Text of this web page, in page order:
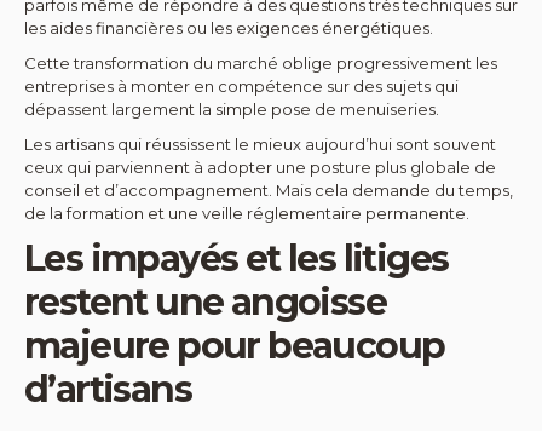
parfois même de répondre à des questions très techniques sur
les aides financières ou les exigences énergétiques.
Cette transformation du marché oblige progressivement les
entreprises à monter en compétence sur des sujets qui
dépassent largement la simple pose de menuiseries.
Les artisans qui réussissent le mieux aujourd’hui sont souvent
ceux qui parviennent à adopter une posture plus globale de
conseil et d’accompagnement. Mais cela demande du temps,
de la formation et une veille réglementaire permanente.
Les impayés et les litiges
restent une angoisse
majeure pour beaucoup
d’artisans